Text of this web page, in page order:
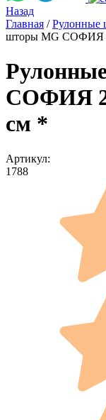
Назад
Главная / Рулонные
шторы MG СОФИЯ
СОФИЯ
см *
Артикул:
1788